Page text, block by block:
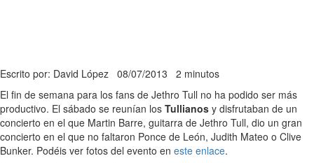
Escrito por: David López 08/07/2013 2 minutos
El fin de semana para los fans de Jethro Tull no ha podido ser más
productivo. El sábado se reunían los Tullianos y disfrutaban de un
concierto en el que Martin Barre, guitarra de Jethro Tull, dio un gran
concierto en el que no faltaron Ponce de León, Judith Mateo o Clive
Bunker. Podéis ver fotos del evento en este enlace.